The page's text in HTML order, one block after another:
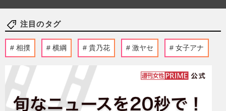
注目のタグ
相撲 横綱 貴乃花 激ヤセ 女子アナ